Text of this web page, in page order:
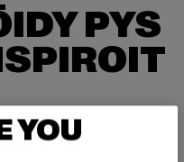
PYS
ja saat jatkossa tie
trendeistä, tarjo
YOU